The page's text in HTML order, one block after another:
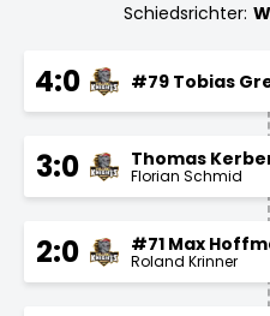
Schiedsrichter:
4:0 #79 Tobias
3:0 Thomas
Florian Schmid
2:0 #71 Max
Roland Krinner